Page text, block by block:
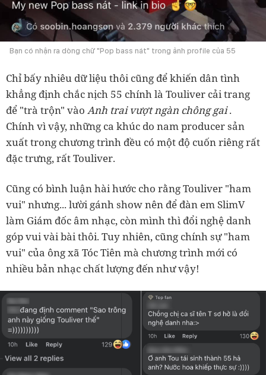
Bạn có nhận ra dòng chữ "Pop bass nát" trong ảnh profile của 55
Chỉ bấy nhiêu dữ liệu thôi cũng để khiến dân tình
khẳng định chắc nịch 55 chính là Touliver cải trang
để "trà trộn" vào Anh trai vượt ngàn chông gai.
Chính vì vậy, những ca khúc do nam producer sản
xuất trong chương trình đều có một độ cuốn riêng rất
đặc trưng, rất Touliver.
Cũng có bình luận hài hước cho rằng Touliver "ham
vui" nhưng... lười gánh show nên để đàn em SlimV
làm Giám đốc âm nhạc, còn mình thì đổi nghệ danh
góp vui vài bài thôi. Tuy nhiên, cũng chính sự "ham
vui" của ông xã Tóc Tiên mà chương trình mới có
nhiều bản nhạc chất lượng đến như vậy!